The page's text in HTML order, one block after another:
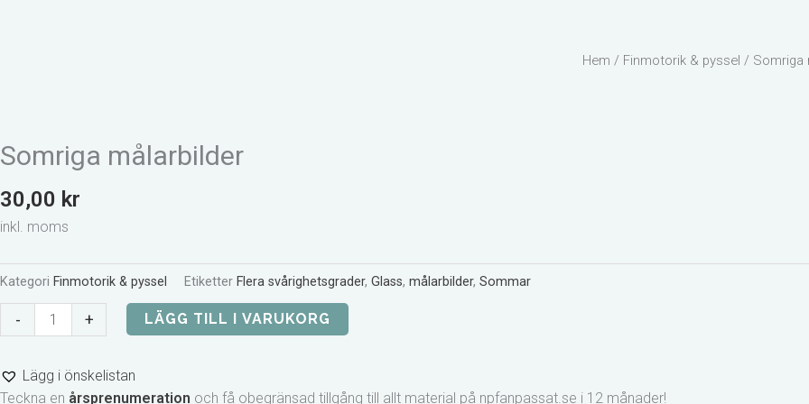
f
Hem / Finmotorik & pyssel / Somriga
Somriga målarbilder
30,00 kr
inkl. moms
Kategori Finmotorik & pyssel Etiketter Flera svårighetsgrader, Glass, målarbilder, Sommar
-
Somriga
målarbilder
+ LÄGG TILL I VARUKORG
Lägg i önskelistan
Teckna en årsprenumeration och få obegränsad tillgång till allt material på npfanpassat.se i 12 månader!